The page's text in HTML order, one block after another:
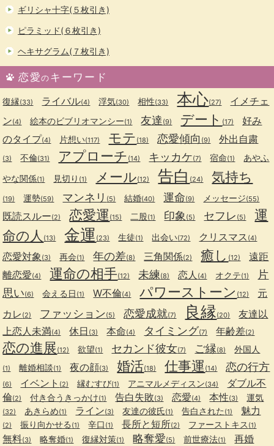
ギリシャ十字(５枚引き)
ピラミッド(６枚引き)
ヘキサグラム(７枚引き)
恋愛のキーワード
復縁(33) ライバル(4) 浮気(30) 相性(33) 本心(27)
イメチェ
ン(4) 絵本のビブリオマンシー(1) 友達 (9) デート (17)
好み
のタイプ(4) 片想い(117) モテ (18) 恋愛傾向 (9) 外出自粛
(3) 不倫(31) アプローチ (14) キッカケ(7) 宿命(1)
あやふ
やな関係(1) 見切り (1) メール(12) 告白 (24) 気持ち
(19) 運勢(59) マンネリ (5) 結婚(40) 運命(9) メッセージ(55)
既読スルー(2) 恋愛運 (15) 二股(1) 印象 (5) セフレ (5)
運
命の人 (13) 金運 (23) 生徒(1) 出会い(72) クリスマス (4)
恋愛対象 (3) 再会(1) 年の差(8) 三角関係(2) 癒し (12)
遠距
離恋愛(4) 運命の相手(12) 未練(8) 恋人 (4) オクテ(1)
片
思い(6) 会える日 (1) W不倫(4) パワーストーン (12)
元
カレ (2) ファッション(5) 恋愛成就(7) 良縁(20)
友達以
上恋人未満(4) 休日 (3) 本命(4) タイミング(7) 年齢差(2)
恋の進展(12) 欲望(1) セカンド彼女(7) ご縁(8) 外国人
(1) 離婚相談(1) 夜の顔(3) 婚活(18) 仕事運 (14) 恋の行方
(6) イベント (2) 縁むすび(1) アニマルメディスン(34)
ダブル不
倫(2) 付き合うきっかけ(1) 告白失敗(3) 恋愛(4) 本性(3) 運気
(32) あきらめ(1) ライン(3) 友達の彼氏(1) 告白された (1) 魅力
(2) 振り向かせる (1) 辛口 (1) 長所と短所(2) ファーストキス (1)
無料(3) 略奪婚(1) 復縁対策(1) 略奪愛(5) 前世療法(1) 再婚